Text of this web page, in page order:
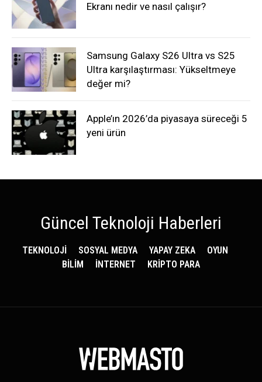
Ekranı nedir ve nasıl çalışır?
Samsung Galaxy S26 Ultra vs S25
Ultra karşılaştırması: Yükseltmeye
değer mi?
Apple’ın 2026’da piyasaya süreceği 5
yeni ürün
Güncel Teknoloji Haberleri
TEKNOLOJİ SOSYAL MEDYA YAPAY ZEKA
OYUN
BİLİM
İNTERNET KRİPTO PARA